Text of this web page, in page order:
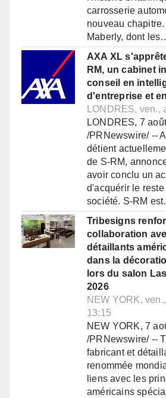
carrosserie
nouveau
Maberly, dont
AXA XL
RM, un cabinet
conseil en
d'entreprise et
LONDRES, ven.,
LONDRES, 7
/PRNewswire/ --
détient
de S-RM,
avoir conclu un
d'acquérir le
société. S-RM
Tribesigns
collaboration
détaillants
dans la
lors du salon
2026
NEW YORK,
13:15
NEW YORK, 7
/PRNewswire/ --
fabricant et
renommée
liens avec les
américains